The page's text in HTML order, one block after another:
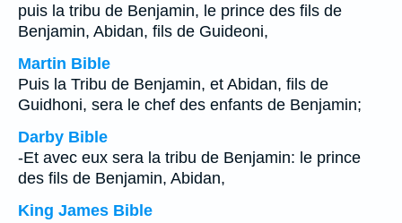
puis la tribu de Benjamin, le prince des fils de
Benjamin, Abidan, fils de Guideoni,
Martin Bible
Puis la Tribu de Benjamin, et Abidan, fils de
Guidhoni, sera le chef des enfants de Benjamin;
Darby Bible
-Et avec eux sera la tribu de Benjamin: le prince
des fils de Benjamin, Abidan,
King James Bible